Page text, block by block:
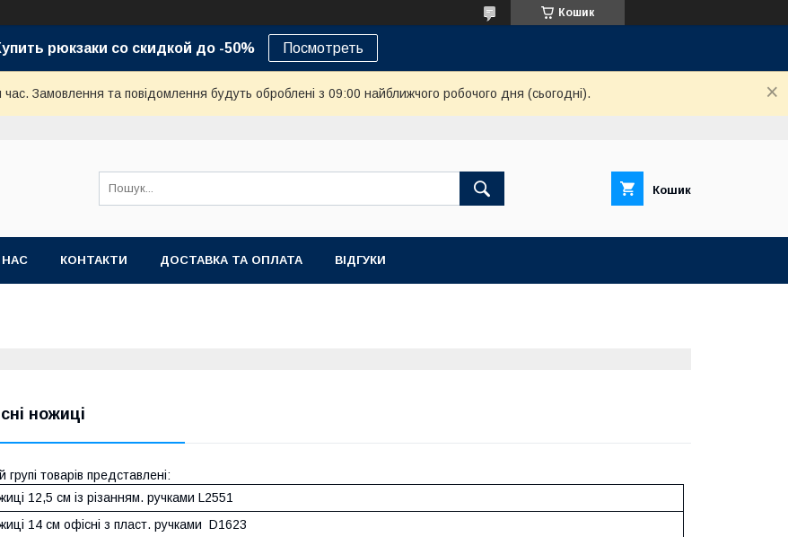
Кошик
рюкзаки со скидкой до -50% Посмотреть
час. Замовлення та повідомлення будуть оброблені з 09:00 найближчого робочого дня (сьогодні).
Кошик
КОНТАКТИ ДОСТАВКА ТА ОПЛАТА ВІДГУКИ
ножиці
групі товарів представлені:
12,5 см із різанням. ручками L2551
14 см офісні з пласт. ручками D1623